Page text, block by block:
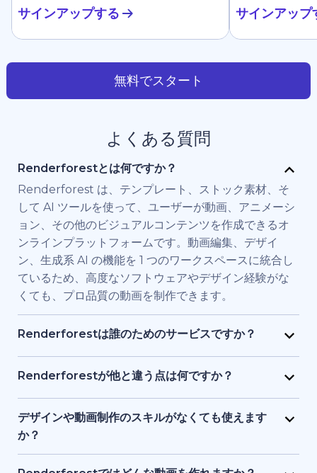
サインアップする サインアップ
無料でスタート
よくある質問
Renderforestとは何ですか？
Renderforest は、テンプレート、ストック素材、そ
して AI ツールを使って、ユーザーが動画、アニメーシ
ョン、その他のビジュアルコンテンツを作成できるオ
ンラインプラットフォームです。動画編集、デザイ
ン、生成系 AI の機能を 1 つのワークスペースに統合し
ているため、高度なソフトウェアやデザイン経験がな
くても、プロ品質の動画を制作できます。
Renderforestは誰のためのサービスですか？
Renderforest は、高品質の動画を素早く必要とする
個人やチーム向けに構築されています。マーケティン
ム、フリーランサー、コンテンツクリエイターなど
が、フル制作チームを雇わずに、ブランド用、研修
用、またはプロモーション用の動画を制作するために
Renderforestが他と違う点は何ですか？
Renderforestは複数のAIと動画生成モデルを1つのプ
ラットフォームに統合しています。ユーザーは、テキ
ストから動画生成、ストック素材ベースの動画、AI 生
作成・編集・書き出しが可能です。テンプレート、AI
デザインや動画制作のスキルがなくても使えます
か？
はい、使えます。Renderforestには1,200点以上のテ